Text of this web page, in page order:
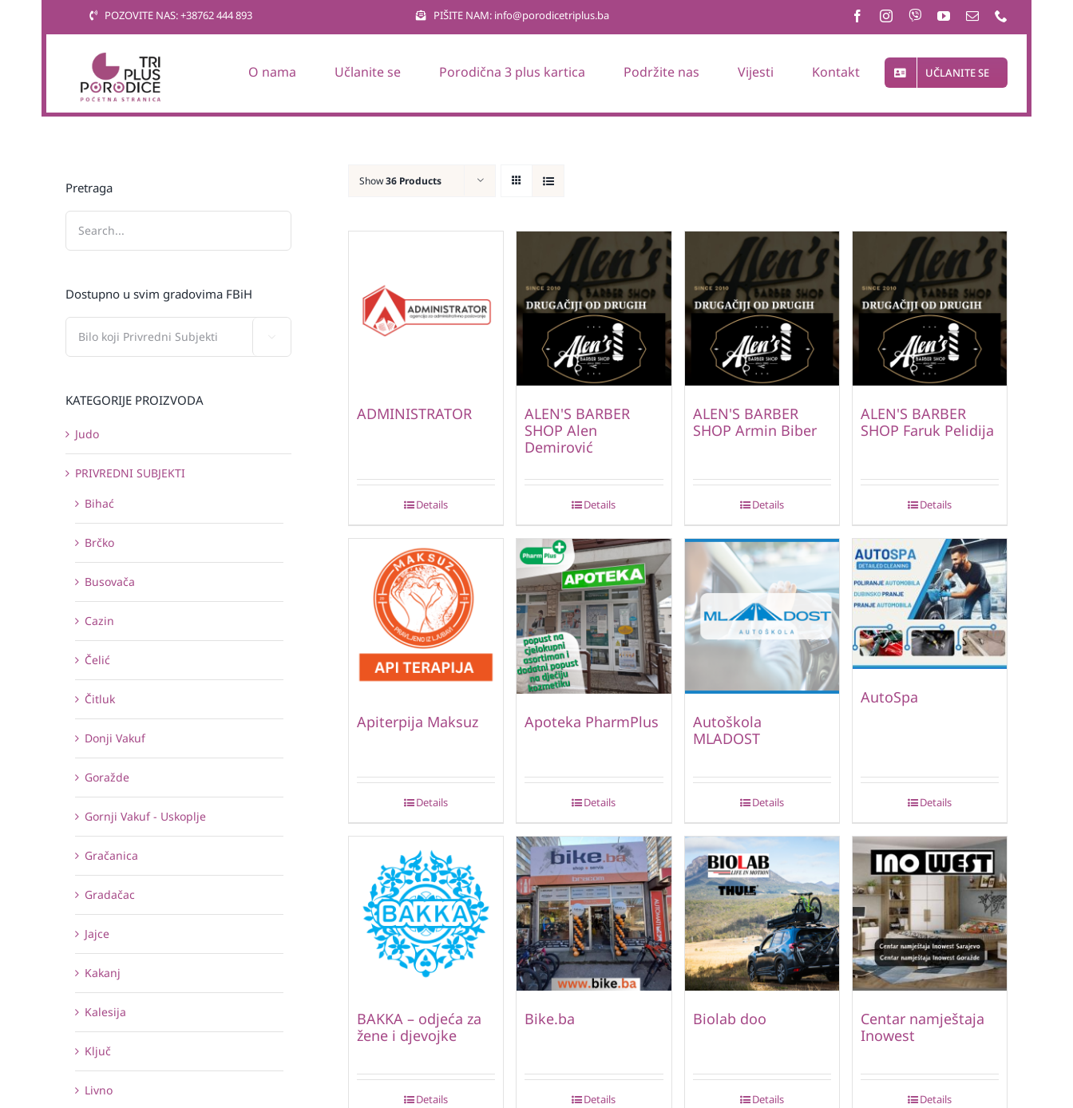
POZOVITE NAS: +38762 444 893 PIŠITE NAM: info@porodicetriplus.ba
O nama Učlanite se Porodična 3 plus kartica Podržite nas Vijesti Kontakt UČLANITE SE
Show36 Products
ADMINISTRATOR
Details
ALEN'S BARBER
SHOP Alen
Demirović
Details
ALEN'S BARBER
SHOP Armin Biber
Details
ALEN'S BARBER
SHOP Faruk Pelidija
Details
Apiterpija Maksuz
Details
Apoteka PharmPlus
Details
Autoškola
MLADOST
Details
AutoSpa
Details
BAKKA – odjeća za
žene i djevojke
Details
Bike.ba
Details
Biolab doo
Details
Centar namještaja
Inowest
Details
Pretraga
Dostupno u svim gradovima FBiH
KATEGORIJE PROIZVODA
Judo
PRIVREDNI SUBJEKTI
Bihać
Brčko
Busovača
Cazin
Čelić
Čitluk
Donji Vakuf
Goražde
Gornji Vakuf - Uskoplje
Gračanica
Gradačac
Jajce
Kakanj
Kalesija
Ključ
Livno